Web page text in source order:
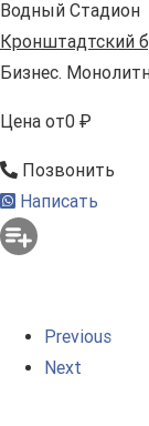
Водный Стадион
Кронштадтский
Бизнес.
Цена от0 ₽
Позвонить
Написать
Previous
Next